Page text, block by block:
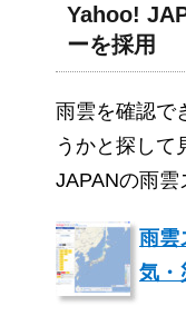
Yahoo!
ーを採用
雨雲を確認で
うかと探して
JAPANの雨雲
雨雲
気・